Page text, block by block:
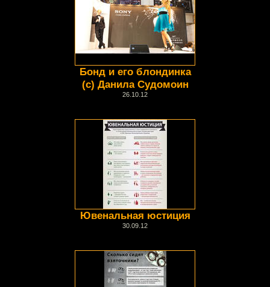
Бонд и его блондинка
(с) Данила Судомоин
26.10.12
Ювенальная юстиция
30.09.12